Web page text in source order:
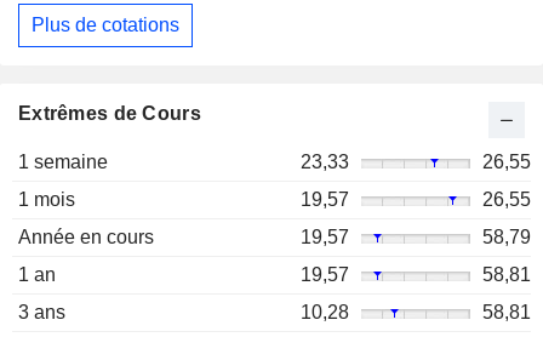
Plus de cotations
Extrêmes de Cours
1 semaine 23,33
26,55
1 mois
19,57
26,55
Année en cours
19,57
58,79
1 an
19,57
58,81
3 ans
10,28
58,81